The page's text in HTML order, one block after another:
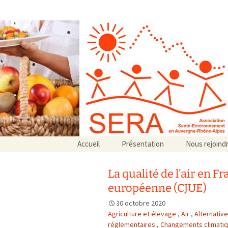
Aller
au
Accueil Présentation
Associations partenaires
Associations adhérentes
Nous
La qualité de l’air en
européenne (CJUE)
30 octobre 2020
Agriculture et élevage , Air ,
réglementaires , Changements